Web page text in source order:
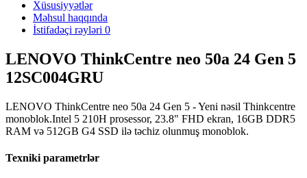
Xüsusiyyətlər
Məhsul haqqında
İstifadəçi rəyləri 0
LENOVO ThinkCentre neo 50a 24 Gen 5
12SC004GRU
LENOVO ThinkCentre neo 50a 24 Gen 5 - Yeni nəsil Thinkcentre
monoblok.Intel 5 210H prosessor, 23.8" FHD ekran, 16GB DDR5
RAM və 512GB G4 SSD ilə təchiz olunmuş monoblok.
Texniki parametrlər